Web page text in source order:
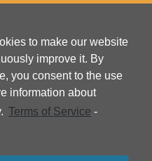
to make our website
improve it. By
you consent to the use
information about
Terms of Service -